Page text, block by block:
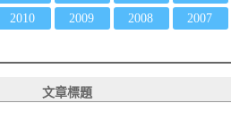
2010 2009 2008 2007
文章標題